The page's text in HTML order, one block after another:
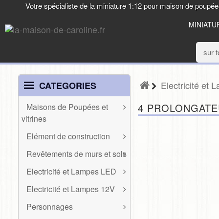
Votre spécialiste de la miniature 1:12 pour maison de
CATEGORIES
Maisons de Poupées et
vitrines
MAISONS DE
POUPÉES ET
VITRINES
roulotte, véranda
Maisons de poupées
Présentoirs
Elément de construction
ELÉMENT DE
CONSTRUCTION
Baguettes et frises
Divers
Fenêtres, garde-corps
Revêtements de murs et sols
REVÊTEMENTS
DE MURS ET
SOLS
Electricité et Lampes LED
ELECTRICITÉ ET
LAMPES LED
Appliques LED
Electricité et Lampes 12V
ELECTRICITÉ ET
LAMPES 12V
Personnages
PERSONNAGES
Electricité et
4